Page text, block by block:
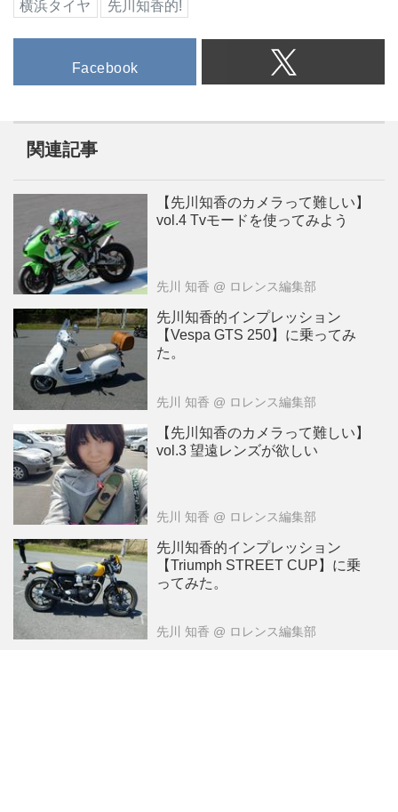
横浜タイヤ
先川知香的!
Facebook
関連記事
【先川知香のカメラって難しい】
vol.4 Tvモードを使ってみよう
先川 知香 @ ロレンス編集部
先川知香的インプレッション
【Vespa GTS 250】に乗ってみ
た。
先川 知香 @ ロレンス編集部
【先川知香のカメラって難しい】
vol.3 望遠レンズが欲しい
先川 知香 @ ロレンス編集部
先川知香的インプレッション
【Triumph STREET CUP】に乗
ってみた。
先川 知香 @ ロレンス編集部